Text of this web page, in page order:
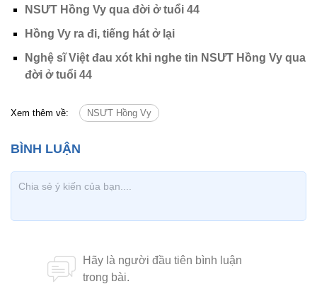
NSƯT Hồng Vy qua đời ở tuổi 44
Hồng Vy ra đi, tiếng hát ở lại
Nghệ sĩ Việt đau xót khi nghe tin NSƯT Hồng Vy qua
đời ở tuổi 44
Xem thêm về: NSƯT Hồng Vy